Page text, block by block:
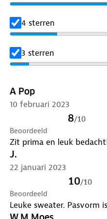
4 sterren
3 sterren
A Pop
10 februari 2023
8/10
Beoordeeld
Zit prima en leuk
J.
22 januari 2023
10/10
Beoordeeld
Leuke sweater. Pasvorm